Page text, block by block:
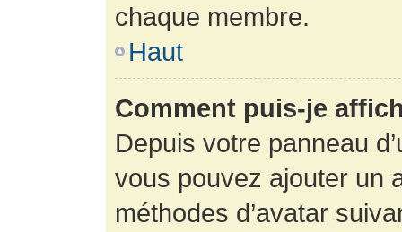
chaque membre.
Haut
Comment puis-je
Depuis votre panneau
vous pouvez ajouter un
méthodes d’avatar